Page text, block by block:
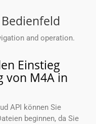
and operation.
Einstieg
von M4A in
API können Sie
beginnen, da Sie